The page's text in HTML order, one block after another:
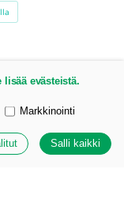
lisää evästeistä.
Markkinointi
Salli kaikki